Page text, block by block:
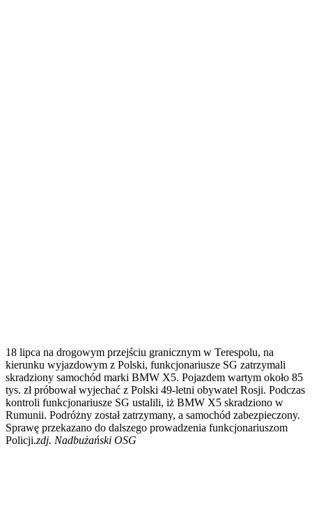
18 lipca na drogowym przejściu granicznym w Terespolu, na
kierunku wyjazdowym z Polski, funkcjonariusze SG zatrzymali
skradziony samochód marki BMW X5. Pojazdem wartym około 85
tys. zł próbował wyjechać z Polski 49-letni obywatel Rosji. Podczas
kontroli funkcjonariusze SG ustalili, iż BMW X5 skradziono w
Rumunii. Podróżny został zatrzymany, a samochód zabezpieczony.
Sprawę przekazano do dalszego prowadzenia funkcjonariuszom
Policji.zdj. Nadbużański OSG